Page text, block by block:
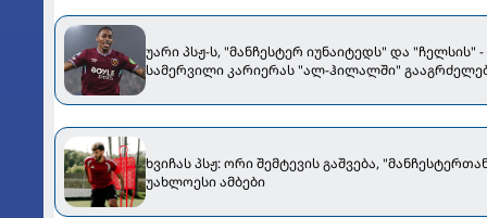
უარი პსჟ-ს, "მანჩესტერ იუნაიტედს" და "ჩელსის" -
სამერვილი კარიერას "ალ-ჰილალში"
ხვიჩას პსჟ: ორი შემტევის გაშვება,
უახლოესი ამბები